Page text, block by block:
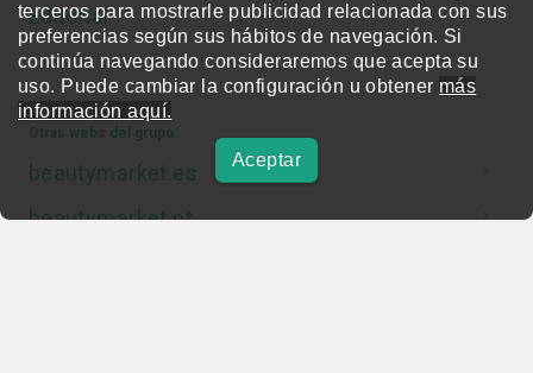
terceros para mostrarle publicidad relacionada con sus
preferencias según sus hábitos de navegación. Si
continúa navegando consideraremos que acepta su
uso. Puede cambiar la configuración u obtener más
información aquí.
Aceptar
Editorial
Otras webs del grupo
beautymarket.es
beautymarket.pt